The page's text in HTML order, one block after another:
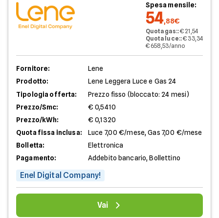
Spesa mensile:
54,88€
Quota gas::€ 21,54
Quota luce::€ 33,34
€ 658,53/anno
Fornitore:
Lene
Prodotto:
Lene Leggera Luce e Gas 24
Tipologia offerta:
Prezzo fisso (bloccato: 24 mesi)
Prezzo/Smc:
€ 0,5410
Prezzo/kWh:
€ 0,1320
Quota fissa inclusa:
Luce 7,00 €/mese, Gas 7,00 €/mese
Bolletta:
Elettronica
Pagamento:
Addebito bancario, Bollettino
Enel Digital Company!
Vai